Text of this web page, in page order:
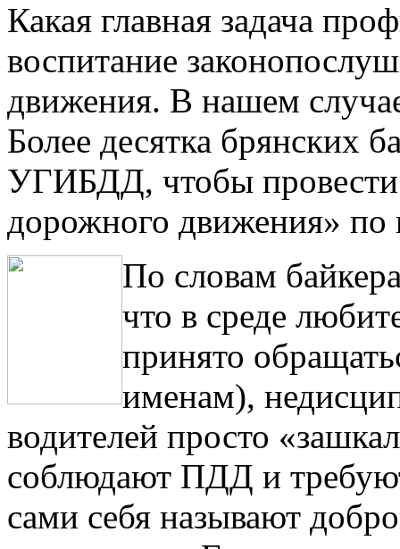
Какая главная задача
воспитание
движения. В нашем
Более десятка брянских
УГИБДД, чтобы провести
дорожного движения» по
По словам
что в среде
принято
именам),
водителей просто
соблюдают ПДД и
сами себя называют